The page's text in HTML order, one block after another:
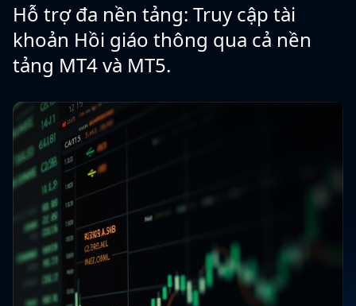
Hỗ trợ đa nền tảng: Truy cập tài
khoản Hồi giáo thông qua cả nền
tảng MT4 và MT5.